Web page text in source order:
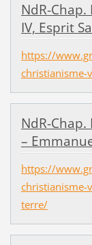
NdR-
IV, Esprit
https://
christianisme-
NdR-
–
https://
christianisme-
terre/